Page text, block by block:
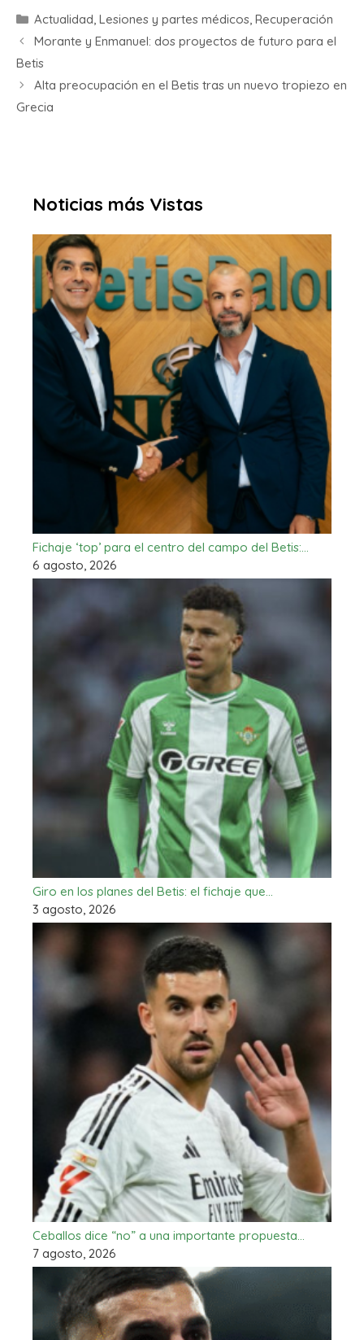
Actualidad, Lesiones y partes médicos, Recuperación
Morante y Enmanuel: dos proyectos de futuro para el
Betis
Alta preocupación en el Betis tras un nuevo tropiezo en
Grecia
Noticias más Vistas
Fichaje ‘top’ para el centro del campo del Betis:…
6 agosto, 2026
Giro en los planes del Betis: el fichaje que…
3 agosto, 2026
Ceballos dice “no” a una importante propuesta…
7 agosto, 2026